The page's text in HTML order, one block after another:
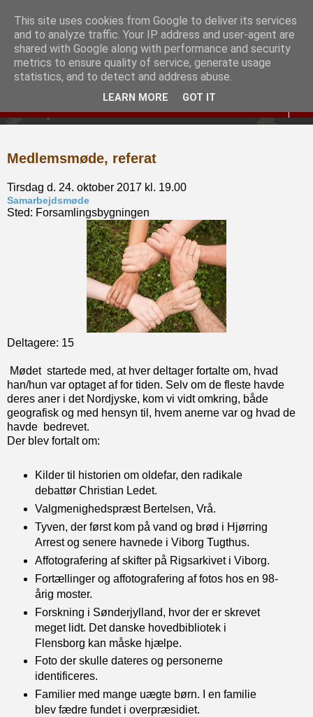
Slægtshistorisk Forening
for Hjørring og Omegn
Medlemsmøde, referat
Tirsdag d. 24. oktober 2017 kl. 19.00
Samarbejdsmøde
Sted: Forsamlingsbygningen
Deltagere: 15
Mødet startede med, at hver deltager fortalte om, hvad
han/hun var optaget af for tiden. Selv om de fleste havde
deres aner i det Nordjyske, kom vi vidt omkring, både
geografisk og med hensyn til, hvem anerne var og hvad de
havde bedrevet.
Der blev fortalt om:
Kilder til historien om oldefar, den radikale
debattør Christian Ledet.
Valgmenighedspræst Bertelsen, Vrå.
Tyven, der først kom på vand og brød i Hjørring
Arrest og senere havnede i Viborg Tugthus.
Affotografering af skifter på Rigsarkivet i Viborg.
Fortællinger og affotografering af fotos hos en 98-
årig moster.
Forskning i Sønderjylland, hvor der er skrevet
meget lidt. Det danske hovedbibliotek i
Flensborg kan måske hjælpe.
Foto der skulle dateres og personerne
identificeres.
Familier med mange uægte børn. I en familie
blev fædre fundet i overpræsidiet.
This site uses cookies from Google to deliver its services
and to analyze traffic. Your IP address and user-agent are
shared with Google along with performance and security
metrics to ensure quality of service, generate usage
statistics, and to detect and address abuse.
LEARN MORE GOT IT